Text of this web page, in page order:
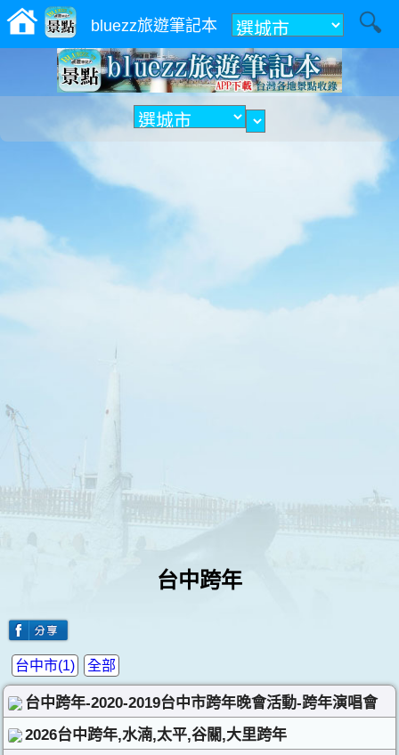
bluezz旅遊筆記本 附近
台中跨年
全部
台中市(1)
台中跨年-2020-2019台中市跨年晚會活動-跨年演唱會
2026台中跨年,水湳,太平,谷關,大里跨年